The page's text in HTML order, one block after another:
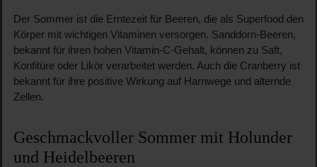
Der Sommer ist die Erntezeit für Beeren, die als Superfood den
Körper mit wichtigen Vitaminen versorgen. Sanddorn-Beeren,
bekannt für ihren hohen Vitamin-C-Gehalt, können zu Saft,
Konfitüre oder Likör verarbeitet werden. Auch die Cranberry ist
bekannt für ihre positive Wirkung auf Harnwege und alternde
Zellen.
Geschmackvoller Sommer mit Holunder
und Heidelbeeren